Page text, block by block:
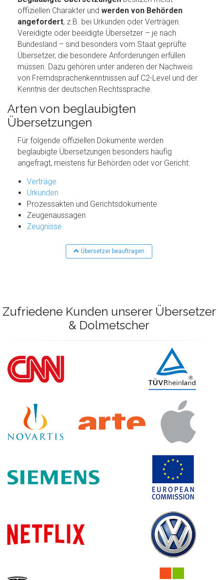
offiziellen Charakter und werden von Behörden
angefordert, z.B. bei Urkunden oder Verträgen.
Vereidigte oder beeidigte Übersetzer – je nach
Bundesland – sind besonders vom Staat geprüfte
Übersetzer, die besondere Anforderungen erfüllen
müssen. Dazu gehören unter anderen der Nachweis
von Fremdsprachenkenntnissen auf C2-Level und der
Kenntnis der deutschen Rechtssprache.
Arten von beglaubigten
Übersetzungen
Für folgende offiziellen Dokumente werden
beglaubigte Übersetzungen besonders häufig
angefragt, meistens für Behörden oder vor Gericht:
Verträge
Urkunden
Prozessakten und Gerichtsdokumente
Zeugenaussagen
Zeugnisse
Übersetzer beauftragen
Zufriedene Kunden unserer Übersetzer
& Dolmetscher